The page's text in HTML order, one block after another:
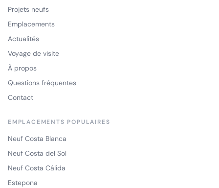
Projets neufs
Emplacements
Actualités
Voyage de visite
À propos
Questions fréquentes
Contact
EMPLACEMENTS POPULAIRES
Neuf Costa Blanca
Neuf Costa del Sol
Neuf Costa Cálida
Estepona